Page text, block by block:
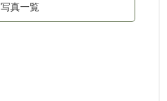
写真一覧